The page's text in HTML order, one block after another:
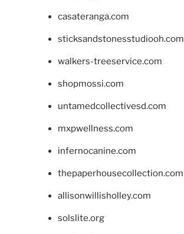
casateranga.com
sticksandstonesstudiooh.com
walkers-treeservice.com
shopmossi.com
untamedcollectivesd.com
mxpwellness.com
infernocanine.com
thepaperhousecollection.com
allisonwillisholley.com
solslite.org